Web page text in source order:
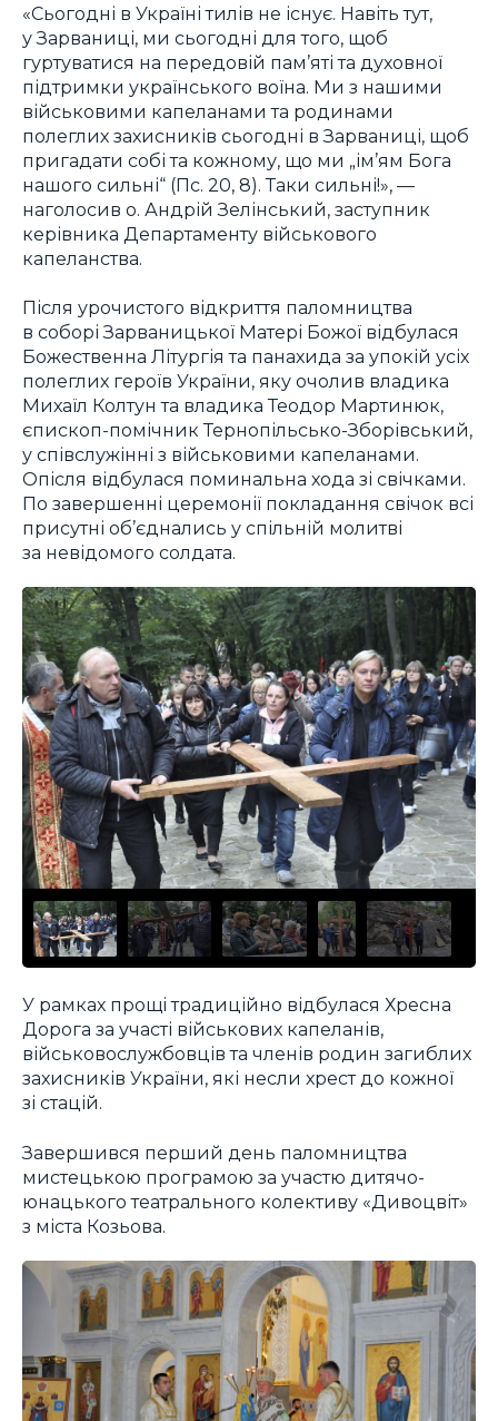
«Сьогодні в Україні тилів не існує. Навіть тут,
у Зарваниці, ми сьогодні для того, щоб
гуртуватися на передовій пам’яті та духовної
підтримки українського воїна. Ми з нашими
військовими капеланами та родинами
полеглих захисників сьогодні в Зарваниці, щоб
пригадати собі та кожному, що ми „ім’ям Бога
нашого сильні“ (Пс. 20, 8). Таки сильні!», —
наголосив о. Андрій Зелінський, заступник
керівника Департаменту військового
капеланства.
Після урочистого відкриття паломництва
в соборі Зарваницької Матері Божої відбулася
Божественна Літургія та панахида за упокій усіх
полеглих героїв України, яку очолив владика
Михаїл Колтун та владика Теодор Мартинюк,
єпископ-помічник Тернопільсько-Зборівський,
у співслужінні з військовими капеланами.
Опісля відбулася поминальна хода зі свічками.
По завершенні церемонії покладання свічок всі
присутні об’єднались у спільній молитві
за невідомого солдата.
У рамках прощі традиційно відбулася Хресна
Дорога за участі військових капеланів,
військовослужбовців та членів родин загиблих
захисників України, які несли хрест до кожної
зі стацій.
Завершився перший день паломництва
мистецькою програмою за участю дитячо-
юнацького театрального колективу «Дивоцвіт»
з міста Козьова.